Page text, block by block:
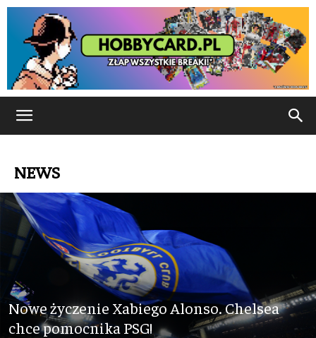
NEWS
Nowe życzenie Xabiego Alonso. Chelsea
chce pomocnika PSG!